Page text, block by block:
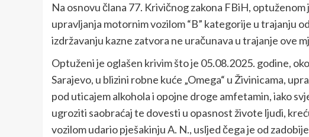
Na osnovu člana 77. Krivičnog zakona FBiH,
upravljanja motornim vozilom “B” kategorije u trajanju
izdržavanju kazne zatvora ne uračunava u trajanje ove
Optuženi je oglašen krivim što je 05.08.2025. godine,
Sarajevo, u blizini robne kuće „Omega“ u Živinicama,
pod uticajem alkohola i opojne droge amfetamin, iako
ugroziti saobraćaj te dovesti u opasnost živote ljudi,
vozilom udario pješakinju A. N., usljed čega je od